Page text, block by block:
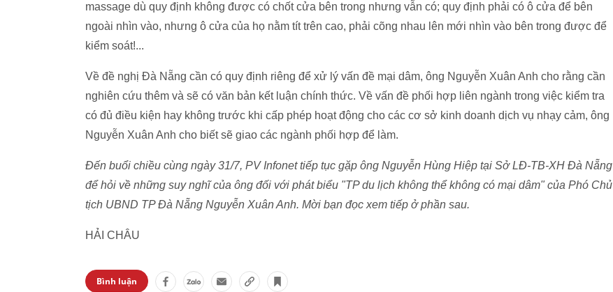
massage dù quy định không được có chốt cửa bên trong nhưng vẫn có; quy định phải có ô cửa để bên
ngoài nhìn vào, nhưng ô cửa của họ nằm tít trên cao, phải cõng nhau lên mới nhìn vào bên trong được để
kiểm soát!...
Về đề nghị Đà Nẵng cần có quy định riêng để xử lý vấn đề mại dâm, ông Nguyễn Xuân Anh cho rằng cần
nghiên cứu thêm và sẽ có văn bản kết luận chính thức. Về vấn đề phối hợp liên ngành trong việc kiểm tra
có đủ điều kiện hay không trước khi cấp phép hoạt động cho các cơ sở kinh doanh dịch vụ nhạy cảm, ông
Nguyễn Xuân Anh cho biết sẽ giao các ngành phối hợp để làm.
Đến buổi chiều cùng ngày 31/7, PV Infonet tiếp tục gặp ông Nguyễn Hùng Hiệp tại Sở LĐ-TB-XH Đà Nẵng
để hỏi về những suy nghĩ của ông đối với phát biểu "TP du lịch không thể không có mại dâm" của Phó Chủ
tịch UBND TP Đà Nẵng Nguyễn Xuân Anh. Mời bạn đọc xem tiếp ở phần sau.
HẢI CHÂU
Bình luận